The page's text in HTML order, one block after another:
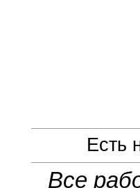
Есть
Все